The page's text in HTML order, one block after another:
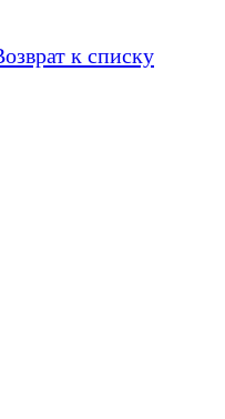
к списку